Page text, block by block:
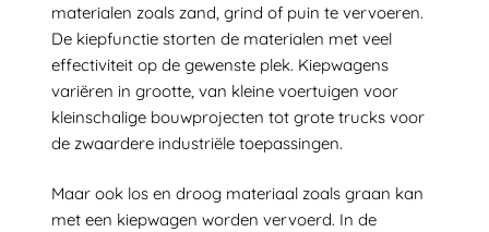
materialen zoals zand, grind of puin te vervoeren.
De kiepfunctie storten de materialen met veel
effectiviteit op de gewenste plek. Kiepwagens
variëren in grootte, van kleine voertuigen voor
kleinschalige bouwprojecten tot grote trucks voor
de zwaardere industriële toepassingen.
Maar ook los en droog materiaal zoals graan kan
met een kiepwagen worden vervoerd. In de